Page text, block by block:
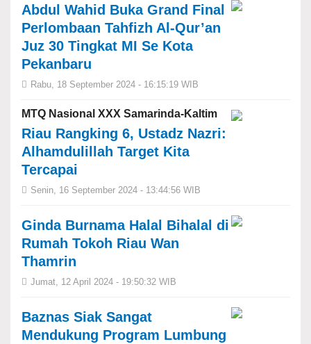
Abdul Wahid Buka Grand Final
Perlombaan Tahfizh Al-Qur’an
Juz 30 Tingkat MI Se Kota
Pekanbaru
Rabu, 18 September 2024 - 16:15:19 WIB
MTQ Nasional XXX Samarinda-Kaltim
Riau Rangking 6, Ustadz Nazri:
Alhamdulillah Target Kita
Tercapai
Senin, 16 September 2024 - 13:44:56 WIB
Ginda Burnama Halal Bihalal di
Rumah Tokoh Riau Wan
Thamrin
Jumat, 12 April 2024 - 19:50:32 WIB
Baznas Siak Sangat
Mendukung Program Lumbung